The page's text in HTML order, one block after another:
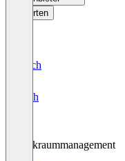
Bewerten
Deutsch
English
Parkraummanagement